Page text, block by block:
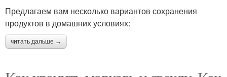
Предлагаем вам несколько вариантов сохранения
продуктов в домашних условиях:
читать дальше →